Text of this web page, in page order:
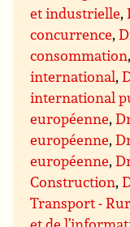
et industrielle,
concurrence,
consommation
international,
international
européenne,
européenne,
européenne,
Construction,
Transport -